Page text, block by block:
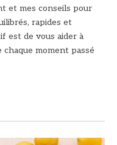
et mes conseils pour
rapides et
est de vous aider à
moment passé